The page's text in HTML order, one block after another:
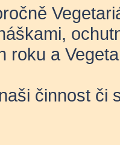
roku a
činnost či